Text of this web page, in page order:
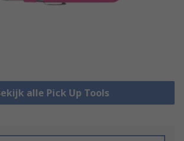
alle Pick Up Tools